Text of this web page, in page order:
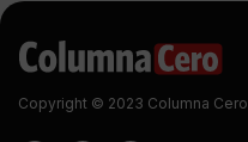
Copyright © 2023 Columna Cero